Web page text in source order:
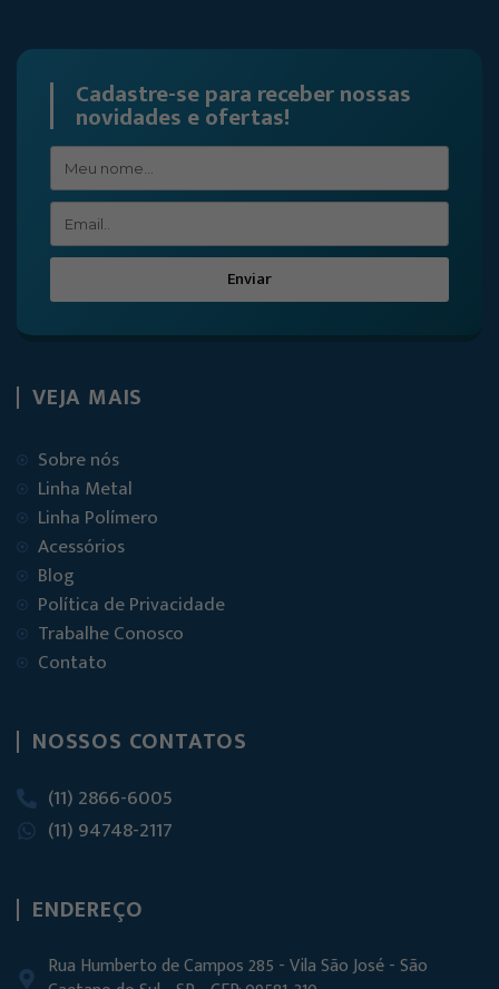
Cadastre-se para receber nossas
novidades e ofertas!
Enviar
VEJA MAIS
Sobre nós
Linha Metal
Linha Polímero
Acessórios
Blog
Política de Privacidade
Trabalhe Conosco
Contato
NOSSOS CONTATOS
(11) 2866-6005
(11) 94748-2117
ENDEREÇO
Rua Humberto de Campos 285 - Vila São José - São